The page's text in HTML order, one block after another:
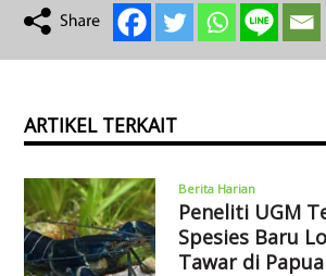
ARTIKEL TERKAIT
Berita Harian
Peneliti UGM
Spesies Baru
Tawar di Papua